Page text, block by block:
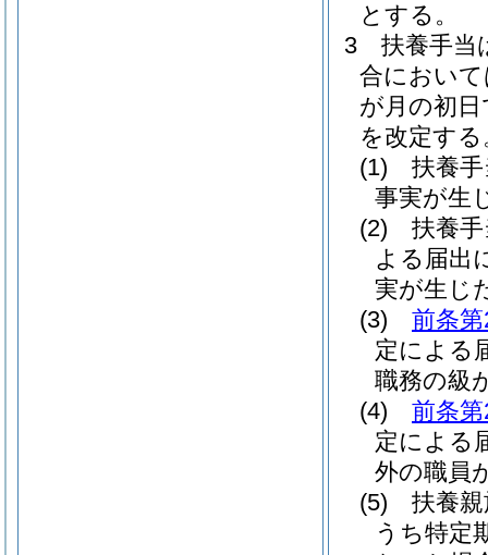
とする。
3
扶養手当
合におい
が月の初
を改定する
(1)
扶養
事実が生
(2)
扶養
よる届出
実が生じ
(3)
前条
定による
職務の級
(4)
前条
定による
外の職員
(5)
扶養
うち特定